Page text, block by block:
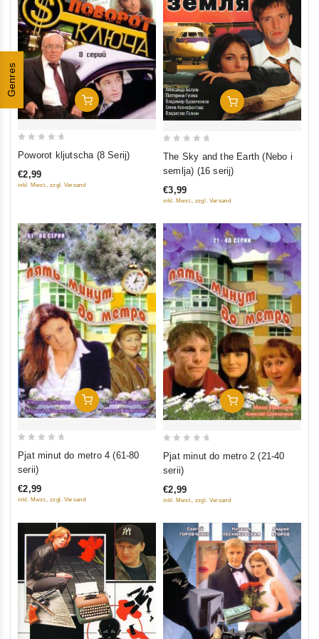
Genres
In Den Warenkorb
of
Poworot kljutscha (8 Serij)
€2,99
inkl. Mwst., zzgl. Versand
In Den Warenkorb
5
The Sky and the Earth (Nebo i
semlja) (16 serij)
€3,99
inkl. Mwst., zzgl. Versand
In Den Warenkorb
out
5
Pjat minut do metro 4 (61-80
serii)
€2,99
inkl. Mwst., zzgl. Versand
In Den Warenkorb
out
5
Pjat minut do metro 2 (21-40
serii)
€2,99
inkl. Mwst., zzgl. Versand